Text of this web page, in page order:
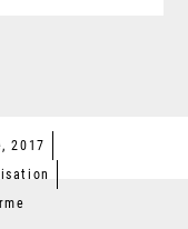
2017